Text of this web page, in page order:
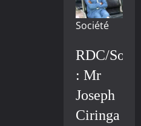
Société
RDC/
: Mr
Joseph
Ciringa